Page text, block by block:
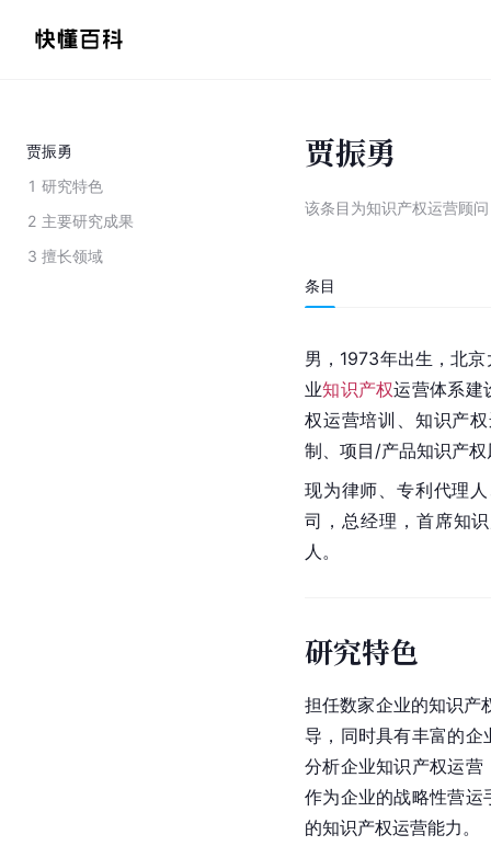
贾振勇
1 研究特色
2 主要研究成果
3 擅长领域
贾振勇
该条目为知识产权运营顾问
条目
男，1973年出生，北
业知识产权运营体系建
权运营培训、知识产
制、项目/产品知识产
现为律师、专利代理
司，总经理，首席知
人。
研究特色
担任数家企业的知识产
导，同时具有丰富的企
分析企业知识产权运营
作为企业的战略性营运
的知识产权运营能力。